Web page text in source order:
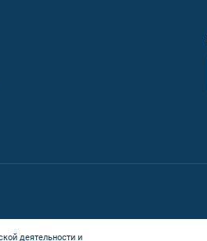
деятельности и